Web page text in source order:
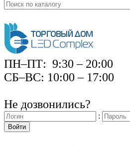
ПН–ПТ: 9:30 – 20:00
СБ–ВС: 10:00 – 17:00
Не дозвонились?
:
Войти